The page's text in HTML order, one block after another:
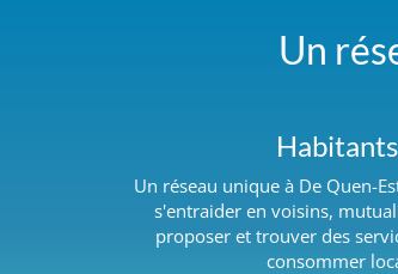
Un
Habitants
Un réseau unique à De Quen-
s'entraider en voisins,
proposer et trouver des
consommer